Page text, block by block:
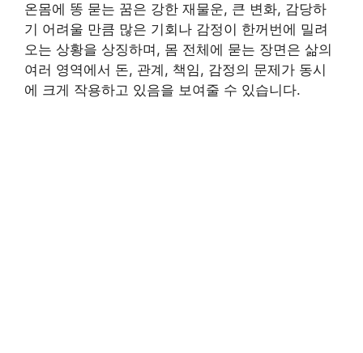
온몸에 똥 묻는 꿈은 강한 재물운, 큰 변화, 감당하
기 어려울 만큼 많은 기회나 감정이 한꺼번에 밀려
오는 상황을 상징하며, 몸 전체에 묻는 장면은 삶의
여러 영역에서 돈, 관계, 책임, 감정의 문제가 동시
에 크게 작용하고 있음을 보여줄 수 있습니다.